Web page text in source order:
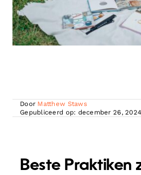
Door Matthew Staws
Gepubliceerd op: december 26, 2024
Beste Praktiken